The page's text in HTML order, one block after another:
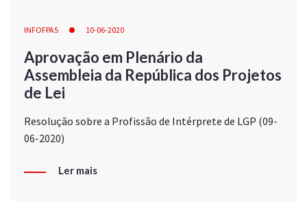
INFOFPAS 10-06-2020
Aprovação em Plenário da
Assembleia da República dos Projetos
de Lei
Resolução sobre a Profissão de Intérprete de LGP (09-
06-2020)
Ler mais